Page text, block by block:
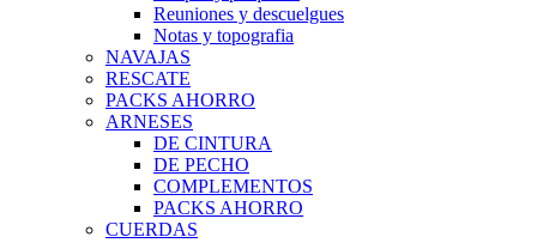
Reuniones y descuelgues
Notas y topografia
NAVAJAS
RESCATE
PACKS AHORRO
ARNESES
DE CINTURA
DE PECHO
COMPLEMENTOS
PACKS AHORRO
CUERDAS